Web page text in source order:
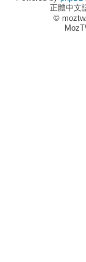
正體中文
©